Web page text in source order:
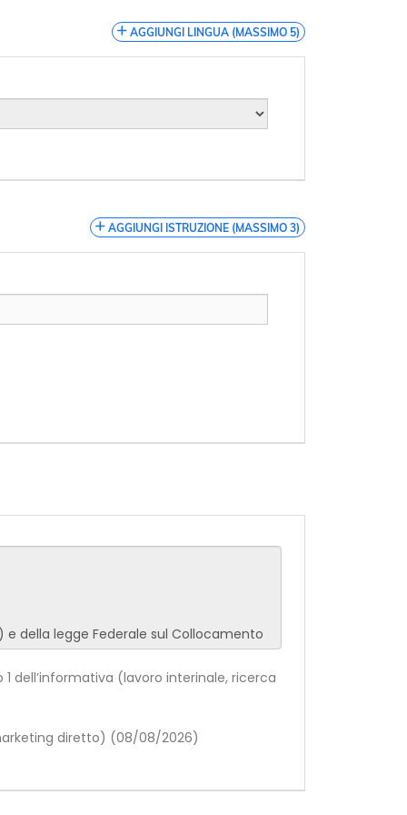
AGGIUNGI LINGUA (MASSIMO 5)
AGGIUNGI ISTRUZIONE (MASSIMO 3)
dell’informativa (lavoro interinale, ricerca
diretto) (08/08/2026)